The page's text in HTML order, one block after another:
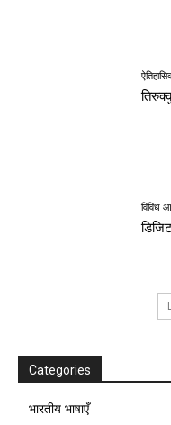
विविध
Categories
भारतीय भाषाएँ